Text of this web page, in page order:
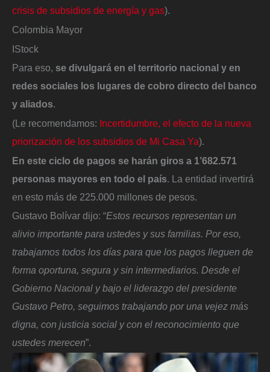
crisis de subsidios de energía y gas).
Colombia Mayor
IStock
Para eso, se divulgará en el territorio nacional y en
redes sociales los lugares de cobro directo del banco
y aliados.
(Le recomendamos: Incertidumbre, el efecto de la nueva
priorización de los subsidios de Mi Casa Ya).
En este ciclo de pagos se harán giros a 1’682.571
personas mayores en todo el país. La entidad invertirá
en esto más de 225.000 millones de pesos.
Gustavo Bolívar dijo: “Estos recursos representan un
alivio importante para ustedes y sus familias. Por eso,
trabajamos todos los días para que los pagos lleguen de
forma oportuna, segura y sin intermediarios. Desde el
Gobierno Nacional y bajo el liderazgo del presidente
Gustavo Petro, seguimos trabajando por una vejez más
digna, con justicia social y con el reconocimiento que
ustedes merecen”.